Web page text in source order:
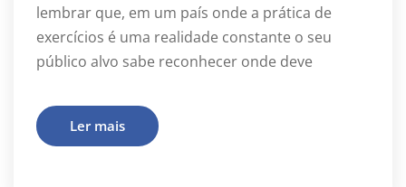
lembrar que, em um país onde a prática de
exercícios é uma realidade constante o seu
público alvo sabe reconhecer onde deve
Ler mais